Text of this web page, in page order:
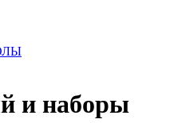
и наборы